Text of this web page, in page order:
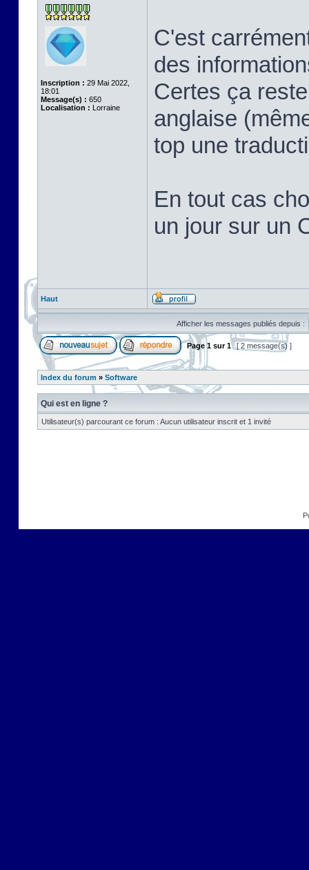
Inscription : 29 Mai 2022,
18:01
Message(s) : 650
Localisation : Lorraine
C'est
des
Certes ça
anglaise
top une
En tout cas
un jour sur un
Haut
Afficher les messages publiés depuis :
Page1 sur1 [ 2 message(s) ]
Index du forum » Software
Qui est en ligne ?
Utilisateur(s) parcourant ce forum : Aucun utilisateur inscrit et 1 invité